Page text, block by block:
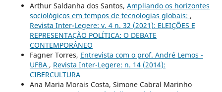
Arthur Saldanha dos Santos, Ampliando os horizontes
sociológicos em tempos de tecnologias globais: ,
Revista Inter-Legere: v. 4 n. 32 (2021): ELEIÇÕES E
REPRESENTAÇÃO POLÍTICA: O DEBATE
CONTEMPORÂNEO
Fagner Torres, Entrevista com o prof. André Lemos -
UFBA , Revista Inter-Legere: n. 14 (2014):
CIBERCULTURA
Ana Maria Morais Costa, Simone Cabral Marinho